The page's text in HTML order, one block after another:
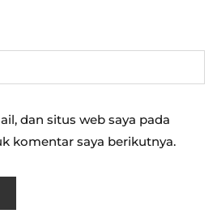
dan situs web saya pada
komentar saya berikutnya.